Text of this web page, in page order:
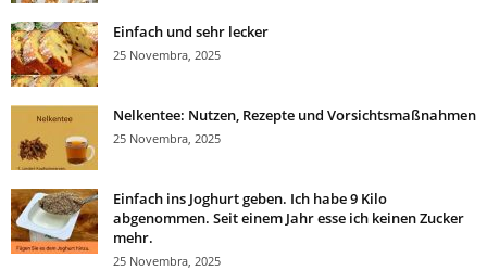
Einfach und sehr lecker
25 Novembra, 2025
Nelkentee: Nutzen, Rezepte und Vorsichtsmaßnahmen
25 Novembra, 2025
Einfach ins Joghurt geben. Ich habe 9 Kilo
abgenommen. Seit einem Jahr esse ich keinen Zucker
mehr.
25 Novembra, 2025